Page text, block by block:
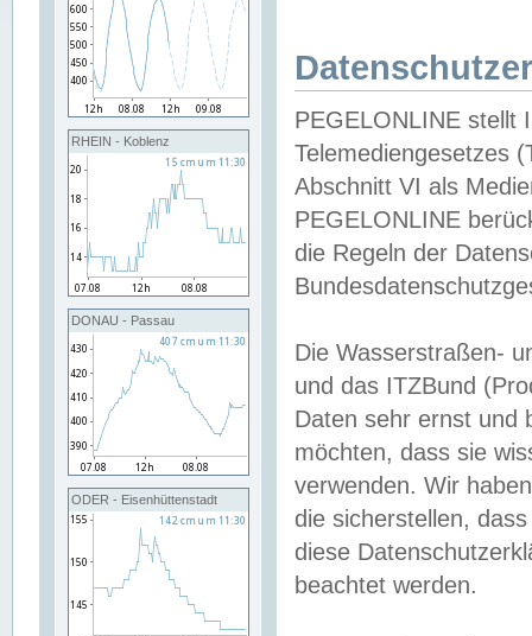
RHEIN - Koblenz
DONAU - Passau
ODER - Eisenhüttenstadt
PEGELONLINE stellt
Telemediengesetzes
Abschnitt VI als
PEGELONLINE
die Regeln der
Die Wasserstraßen-
und das ITZBund
Daten sehr ernst und
möchten, dass sie
verwenden. Wir
die sicherstellen,
diese
beachtet werden.